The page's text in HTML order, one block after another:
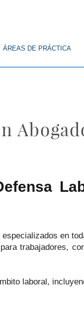
ÁREAS DE PRÁCTICA
especializados en
trabajadores,
laboral,